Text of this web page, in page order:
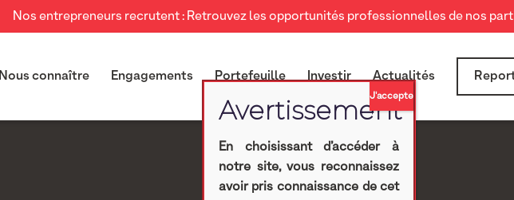
Nos entrepreneurs recrutent : Retrouvez les opportunités professionnelles de nos
Nous connaître Engagements Portefeuille Investir Actualités
En choisissant d’accéder à
notre site, vous reconnaissez
avoir pris connaissance de cet